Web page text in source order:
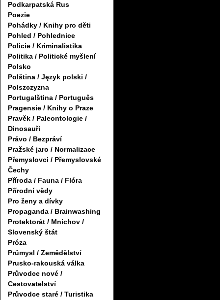
Podkarpatská Rus
Poezie
Pohádky / Knihy pro děti
Pohled / Pohlednice
Policie / Kriminalistika
Politika / Politické myšlení
Polsko
Polština / Język polski /
Polszczyzna
Portugalština / Português
Pragensie / Knihy o Praze
Pravěk / Paleontologie /
Dinosauři
Právo / Bezpráví
Pražské jaro / Normalizace
Přemyslovci / Přemyslovské
Čechy
Příroda / Fauna / Flóra
Přírodní vědy
Pro ženy a dívky
Propaganda / Brainwashing
Protektorát / Mnichov /
Slovenský štát
Próza
Průmysl / Zemědělství
Prusko-rakouská válka
Průvodce nové /
Cestovatelství
Průvodce staré / Turistika